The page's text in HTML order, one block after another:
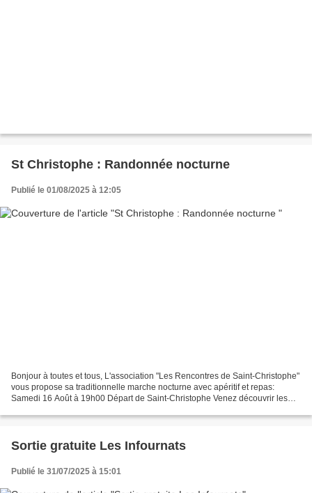
St Christophe : Randonnée nocturne
Publié le 01/08/2025 à 12:05
Bonjour à toutes et tous, L'association "Les Rencontres de Saint-Christophe"
vous propose sa traditionnelle marche nocturne avec apéritif et repas:
Samedi 16 Août à 19h00 Départ de Saint-Christophe Venez découvrir les
Sortie gratuite Les Infournats
Publié le 31/07/2025 à 15:01